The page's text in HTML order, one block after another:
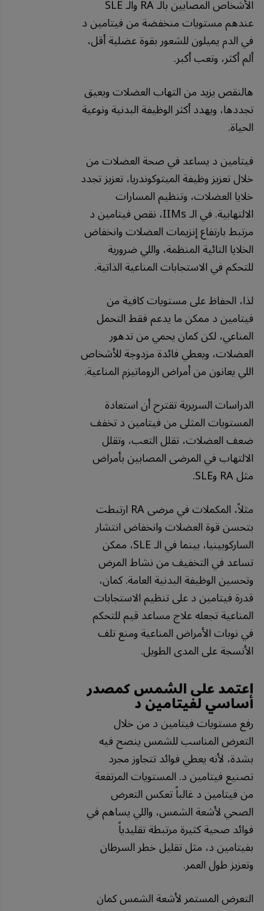
عندهم مستويات منخفضة من فيتامين د
في الدم يميلون للشعور بقوة عضلية أقل،
ألم أكثر، وتعب أكبر.
هالنقص يزيد من التهاب العضلات ويعيق
تجددها، ويهدد أكثر الوظيفة البدنية ونوعية
الحياة.
فيتامين د يساعد في صحة العضلات من
خلال تعزيز وظيفة الميتوكوندريا، تعزيز تجدد
خلايا العضلات، وتنظيم المسارات
الالتهابية. في الـ IIMs، نقص فيتامين د
مرتبط بارتفاع إنزيمات العضلات وانخفاض
الخلايا التائية المنظمة، واللي ضرورية
للتحكم في الاستجابات المناعية الذاتية.
لذا، الحفاظ على مستويات كافية من
فيتامين د ممكن ما يدعم فقط التحمل
المناعي، لكن كمان يحمي من تدهور
العضلات، ويعطي فائدة مزدوجة للأشخاص
اللي يعانون من أمراض الروماتيزم المناعية.
الدراسات السريرية تقترح أن استعادة
المستويات المثلى من فيتامين د تخفف
ضعف العضلات، تقلل التعب، وتقلل
الالتهاب في المرضى المصابين بأمراض
مثل RA وSLE.
مثلاً، المكملات في مرضى RA ارتبطت
بتحسن قوة العضلات وانخفاض انتشار
الساركوبينيا، بينما في الـ SLE، ممكن
تساعد في التخفيف من نشاط المرض
وتحسين الوظيفة البدنية العامة. كمان،
قدرة فيتامين د على تنظيم الاستجابات
المناعية تجعله علاج مساعد قيم للتحكم
في نوبات الأمراض المناعية ومنع تلف
الأنسجة على المدى الطويل.
اعتمد على الشمس كمصدر
أساسي لفيتامين د
رفع مستويات فيتامين د من خلال
التعرض المناسب للشمس ينصح فيه
بشدة، لأنه يعطي فوائد تتجاوز مجرد
تصنيع فيتامين د. المستويات المرتفعة
من فيتامين د غالباً تعكس التعرض
الصحي لأشعة الشمس، واللي يساهم في
فوائد صحية كثيرة مرتبطة تقليدياً
بفيتامين د، مثل تقليل خطر السرطان
وتعزيز طول العمر.
التعرض المستمر لأشعة الشمس كمان